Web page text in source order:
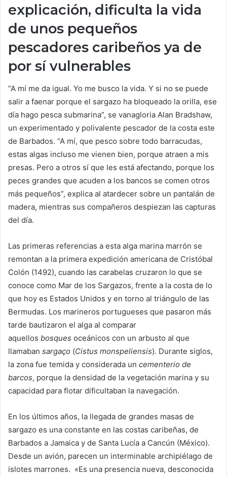
explicación, dificulta la vida
de unos pequeños
pescadores caribeños ya de
por sí vulnerables
“A mí me da igual. Yo me busco la vida. Y si no se puede
salir a faenar porque el sargazo ha bloqueado la orilla, ese
día hago pesca submarina”, se vanagloria Alan Bradshaw,
un experimentado y polivalente pescador de la costa este
de Barbados. “A mí, que pesco sobre todo barracudas,
estas algas incluso me vienen bien, porque atraen a mis
presas. Pero a otros sí que les está afectando, porque los
peces grandes que acuden a los bancos se comen otros
más pequeños”, explica al atardecer sobre un pantalán de
madera, mientras sus compañeros despiezan las capturas
del día.
Las primeras referencias a esta alga marina marrón se
remontan a la primera expedición americana de Cristóbal
Colón (1492), cuando las carabelas cruzaron lo que se
conoce como Mar de los Sargazos, frente a la costa de lo
que hoy es Estados Unidos y en torno al triángulo de las
Bermudas. Los marineros portugueses que pasaron más
tarde bautizaron el alga al comparar
aquellos bosques oceánicos con un arbusto al que
llamaban sargaço (Cistus monspeliensis). Durante siglos,
la zona fue temida y considerada un cementerio de
barcos, porque la densidad de la vegetación marina y su
capacidad para flotar dificultaban la navegación.
En los últimos años, la llegada de grandes masas de
sargazo es una constante en las costas caribeñas, de
Barbados a Jamaica y de Santa Lucía a Cancún (México).
Desde un avión, parecen un interminable archipiélago de
islotes marrones. «Es una presencia nueva, desconocida